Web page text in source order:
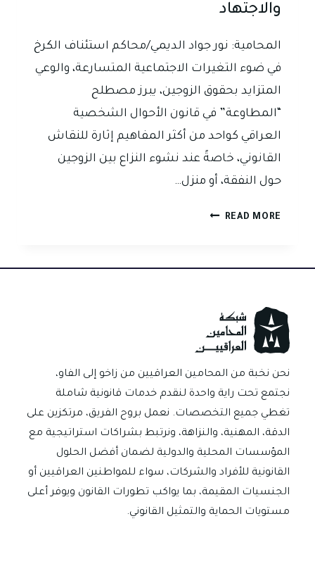
والاجتهاد
المحامية: نور جواد الديمي/محاكم استئناف الكرخ
في ضوء التغيرات الاجتماعية المتسارعة، والوعي
المتزايد بحقوق الزوجين، يبرز مصطلح
“المطاوعة” في قانون الأحوال الشخصية
العراقي كواحد من أكثر المفاهيم إثارة للنقاش
القانوني، خاصةً عند نشوء النزاع بين الزوجين
حول النفقة، أو منزل…
READ MORE المطاوعة
الأحوال
ما
بين
النص
والاجتهاد
نحن نخبة من المحامين العراقيين من زاخو إلى الفاو،
نجتمع تحت راية واحدة لنقدم خدمات قانونية شاملة
تغطي جميع التخصصات. نعمل بروح الفريق، مرتكزين على
الدقة، المهنية، والنزاهة، ونرتبط بشراكات استراتيجية مع
المؤسسات المحلية والدولية لضمان أفضل الحلول
القانونية للأفراد والشركات، سواء للمواطنين العراقيين أو
الجنسيات المقيمة، بما يواكب تطورات القانون ويوفر أعلى
مستويات الحماية والتمثيل القانوني.